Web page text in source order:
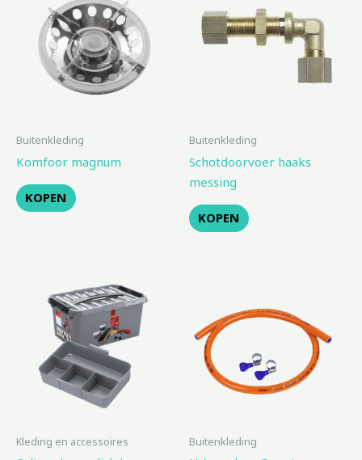
Buitenkleding
Komfoor magnum
KOPEN
Buitenkleding
Schotdoorvoer haaks
messing
KOPEN
Kleding en accessoires Buitenkleding